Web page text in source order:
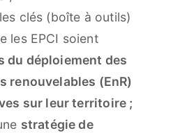
clés (boîte à outils)
les EPCI soient
du déploiement des
renouvelables (EnR)
sur leur territoire ;
stratégie de